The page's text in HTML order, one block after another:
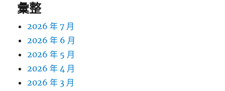
彙整
2026 年 7 月
2026 年 6 月
2026 年 5 月
2026 年 4 月
2026 年 3 月